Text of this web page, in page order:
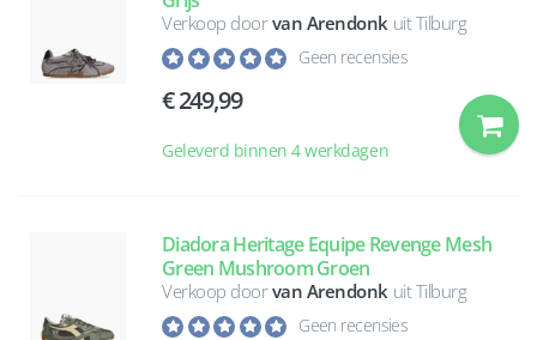
Verkoop doorvan Arendonk uit Tilburg
Geen recensies
249,99
Geleverd binnen 4 werkdagen
Diadora Heritage Equipe Revenge Mesh
Green Mushroom Groen
Verkoop doorvan Arendonk uit Tilburg
Geen recensies